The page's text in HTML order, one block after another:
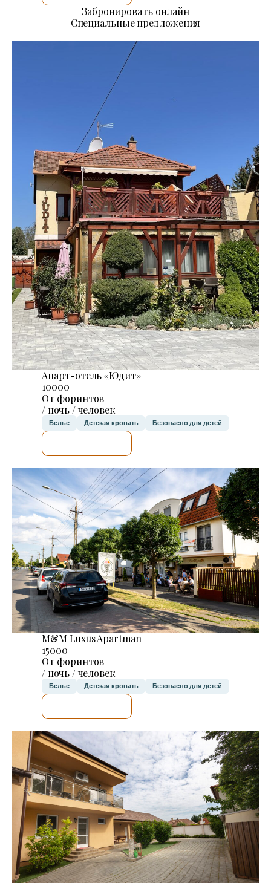
Забронировать онлайн
Специальные предложения
Апарт-отель «Юдит»
10000
От форинтов
/ ночь / человек
Белье Детская кровать Безопасно для детей
M&M Luxus Apartman
15000
От форинтов
/ ночь / человек
Белье Детская кровать Безопасно для детей